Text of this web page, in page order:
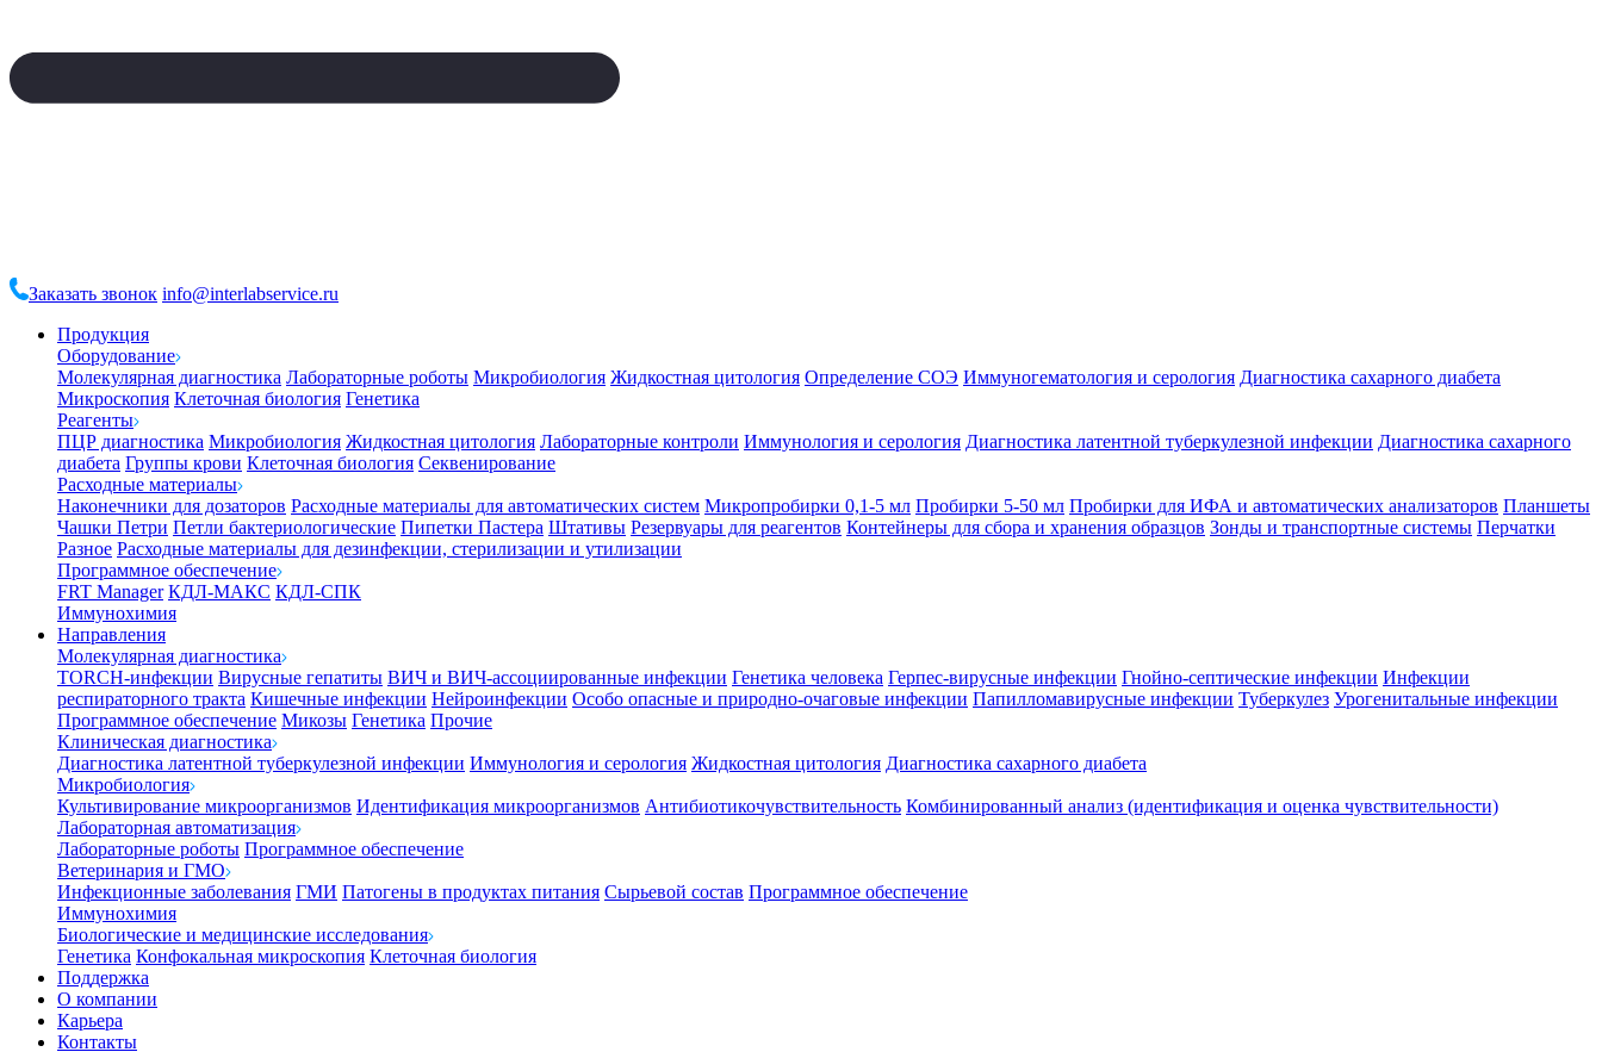
Заказать звонок info@interlabservice.ru
Продукция
Оборудование
Молекулярная диагностика Лабораторные роботы Микробиология Жидкостная цитология Определение СОЭ Иммуногематология и серология Диагностика сахарного диабета
Микроскопия Клеточная биология Генетика
Реагенты
ПЦР диагностика Микробиология Жидкостная цитология Лабораторные контроли Иммунология и серология Диагностика латентной туберкулезной инфекции Диагностика сахарного
диабета Группы крови Клеточная биология Секвенирование
Расходные материалы
Наконечники для дозаторов Расходные материалы для автоматических систем Микропробирки 0,1-5 мл Пробирки 5-50 мл Пробирки для ИФА и автоматических анализаторов Планшеты
Чашки Петри Петли бактериологические Пипетки Пастера Штативы Резервуары для реагентов Контейнеры для сбора и хранения образцов Зонды и транспортные системы Перчатки
Разное Расходные материалы для дезинфекции, стерилизации и утилизации
Программное обеспечение
FRT Manager КДЛ-МАКС КДЛ-СПК
Иммунохимия
Направления
Молекулярная диагностика
TORCH-инфекции Вирусные гепатиты ВИЧ и ВИЧ-ассоциированные инфекции Генетика человека Герпес-вирусные инфекции Гнойно-септические инфекции Инфекции
респираторного тракта Кишечные инфекции Нейроинфекции Особо опасные и природно-очаговые инфекции Папилломавирусные инфекции Туберкулез Урогенитальные инфекции
Программное обеспечение Микозы Генетика Прочие
Клиническая диагностика
Диагностика латентной туберкулезной инфекции Иммунология и серология Жидкостная цитология Диагностика сахарного диабета
Микробиология
Культивирование микроорганизмов Идентификация микроорганизмов Антибиотикочувствительность Комбинированный анализ (идентификация и оценка чувствительности)
Лабораторная автоматизация
Лабораторные роботы Программное обеспечение
Ветеринария и ГМО
Инфекционные заболевания ГМИ Патогены в продуктах питания Сырьевой состав Программное обеспечение
Иммунохимия
Биологические и медицинские исследования
Генетика Конфокальная микроскопия Клеточная биология
Поддержка
О компании
Карьера
Контакты